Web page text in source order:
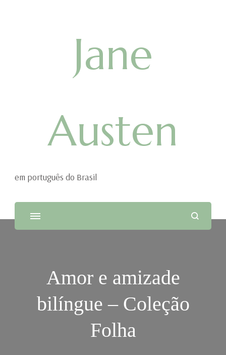
Jane
Austen
em português do Brasil
Amor e amizade
bilíngue – Coleção
Folha